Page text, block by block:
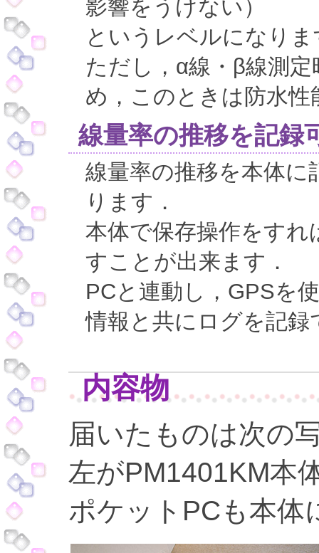
影響をうけない）
というレベルになりま
ただし，α線・β線測
め，このときは防水
線量率の推移を記録
線量率の推移を本体に
ります．
本体で保存操作をす
すことが出来ます．
PCと連動し，GPSを
情報と共にログを記録
内容物
届いたものは次の
左がPM1401KM本
ポケットPCも本体